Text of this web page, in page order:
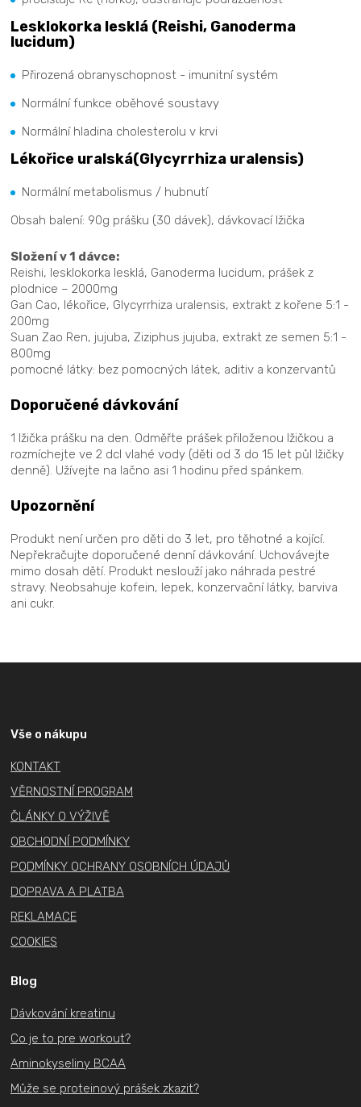
Lesklokorka lesklá (Reishi, Ganoderma
lucidum)
Přirozená obranyschopnost - imunitní systém
Normální funkce oběhové soustavy
Normální hladina cholesterolu v krvi
Lékořice uralská(Glycyrrhiza uralensis)
Normální metabolismus / hubnutí
Obsah balení: 90g prášku (30 dávek), dávkovací lžička
Složení v 1 dávce:
Reishi, lesklokorka lesklá, Ganoderma lucidum, prášek z
plodnice – 2000mg
Gan Cao, lékořice, Glycyrrhiza uralensis, extrakt z kořene 5:1 -
200mg
Suan Zao Ren, jujuba, Ziziphus jujuba, extrakt ze semen 5:1 -
800mg
pomocné látky: bez pomocných látek, aditiv a konzervantů
Doporučené dávkování
1 lžička prášku na den. Odměřte prášek přiloženou lžičkou a
rozmíchejte ve 2 dcl vlahé vody (děti od 3 do 15 let půl lžičky
denně). Užívejte na lačno asi 1 hodinu před spánkem.
Upozornění
Produkt není určen pro děti do 3 let, pro těhotné a kojící.
Nepřekračujte doporučené denní dávkování. Uchovávejte
mimo dosah dětí. Produkt neslouží jako náhrada pestré
stravy. Neobsahuje kofein, lepek, konzervační látky, barviva
ani cukr.
Vše o nákupu
KONTAKT
VĚRNOSTNÍ PROGRAM
ČLÁNKY O VÝŽIVĚ
OBCHODNÍ PODMÍNKY
PODMÍNKY OCHRANY OSOBNÍCH ÚDAJŮ
DOPRAVA A PLATBA
REKLAMACE
COOKIES
Blog
Dávkování kreatinu
Co je to pre workout?
Aminokyseliny BCAA
Může se proteinový prášek zkazit?